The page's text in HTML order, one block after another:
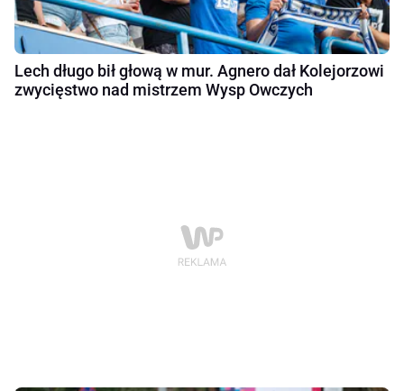
Lech długo bił głową w mur. Agnero dał Kolejorzowi
zwycięstwo nad mistrzem Wysp Owczych